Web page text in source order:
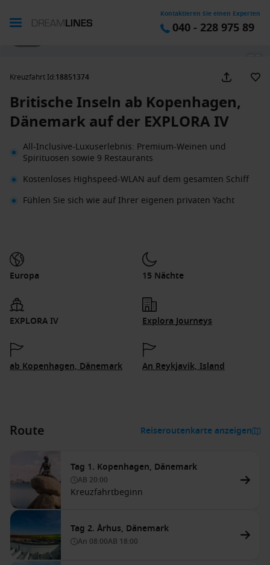
Kontaktieren Sie einen Experten
040 - 228 975 89
Kreuzfahrt Id:18851374
Britische Inseln ab Kopenhagen,
Dänemark auf der EXPLORA IV
All-Inclusive-Luxuserlebnis: Premium-Weinen und
Spirituosen sowie 9 Restaurants
Kostenloses Highspeed-WLAN auf dem gesamten Schiff
Fühlen Sie sich wie auf Ihrer eigenen privaten Yacht
Europa 15 Nächte
EXPLORA IV Explora Journeys
ab Kopenhagen, Dänemark An Reykjavik, Island
Route Reiseroutenkarte anzeigen
Tag 1. Kopenhagen, Dänemark
AB 20:00
Kreuzfahrtbeginn
Tag 2. Århus, Dänemark
An 08:00AB 18:00